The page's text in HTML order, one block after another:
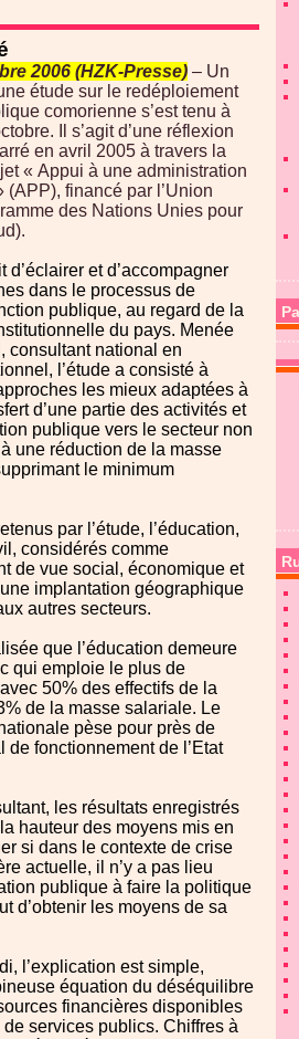
2006 (HZK-Presse) – Un
étude sur le redéploiement
comorienne s’est tenu à
Il s’agit d’une réflexion
en avril 2005 à travers la
« Appui à une administration
financé par l’Union
des Nations Unies pour
d’éclairer et d’accompagner
dans le processus de
publique, au regard de la
du pays. Menée
consultant national en
l’étude a consisté à
les mieux adaptées à
d’une partie des activités et
publique vers le secteur non
une réduction de la masse
le minimum
par l’étude, l’éducation,
considérés comme
de vue social, économique et
implantation géographique
autres secteurs.
que l’éducation demeure
qui emploie le plus de
50% des effectifs de la
de la masse salariale. Le
pèse pour près de
de fonctionnement de l’Etat
les résultats enregistrés
hauteur des moyens mis en
si dans le contexte de crise
actuelle, il n’y a pas lieu
publique à faire la politique
d’obtenir les moyens de sa
l’explication est simple,
équation du déséquilibre
financières disponibles
de services publics. Chiffres à